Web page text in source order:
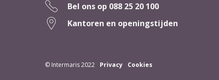
Bel ons op 088 25 20 100
Kantoren en openingstijden
© Intermaris 2022 Privacy Cookies